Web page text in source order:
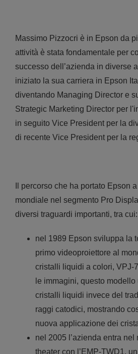
Massimo Pizzocri è in Epson da
attività è stata fondamentale per
successo dell’azienda in diverse
iniziato la sua carriera in Epson
diventando Managing Director e
Strategic Marketing Director per
in seguito Vice President per la
di recente Vice President per la
Il percorso che ha portato Epson
mondiale nel segmento Pro
diversi traguardi importanti, tra cui:
nel 1989 Epson sviluppa la
primo videoproiettore al
cristalli liquidi a colori, VPJ-
le immagini, questo
cristalli liquidi invece del
raggi catodici, mostrando
nuova applicazione dei
nel 2005 l’azienda entra nel
theater con l’EMP-TWD1,